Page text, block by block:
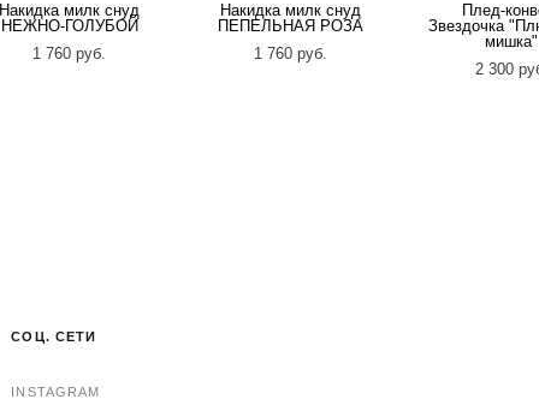
Накидка милк снуд
НЕЖНО-ГОЛУБОЙ
1 760 pуб.
Накидка милк снуд
ПЕПЕЛЬНАЯ РОЗА
1 760 pуб.
Плед-
Звездочка
мишка"
2 300
СОЦ. СЕТИ
INSTAGRAM